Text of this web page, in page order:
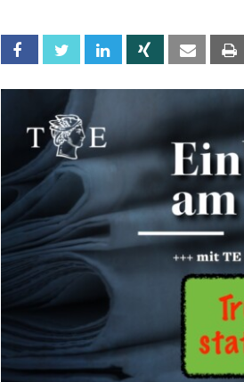
Facebook Twitter Linkedin Xing Email